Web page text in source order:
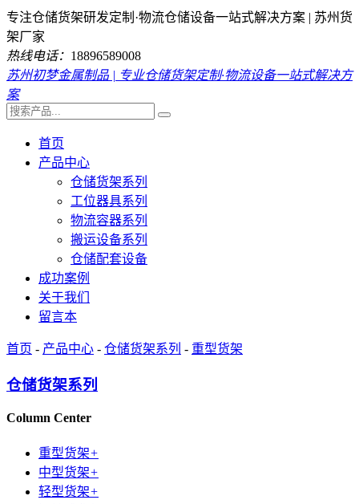
专注仓储货架研发定制·物流仓储设备一站式解决方案 | 苏州货
架厂家
热线电话： 18896589008
苏州初梦金属制品 | 专业仓储货架定制·物流设备一站式解决方
案
首页
产品中心
仓储货架系列
工位器具系列
物流容器系列
搬运设备系列
仓储配套设备
成功案例
关于我们
留言本
首页 - 产品中心 - 仓储货架系列 - 重型货架
仓储货架系列
Column Center
重型货架+
中型货架+
轻型货架+